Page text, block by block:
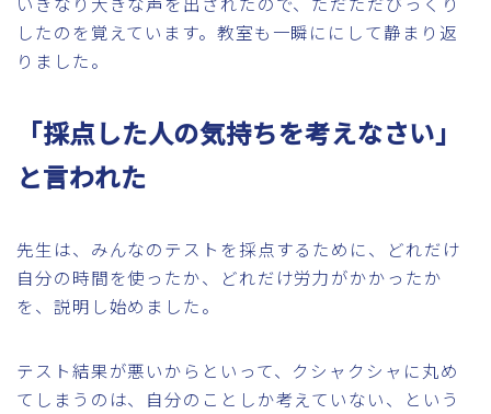
したのを覚えています。教室も一瞬ににして静まり返
りました。
「採点した人の気持ちを考えなさい」
と言われた
先生は、みんなのテストを採点するために、どれだけ
自分の時間を使ったか、どれだけ労力がかかったか
を、説明し始めました。
テスト結果が悪いからといって、クシャクシャに丸め
てしまうのは、自分のことしか考えていない、という